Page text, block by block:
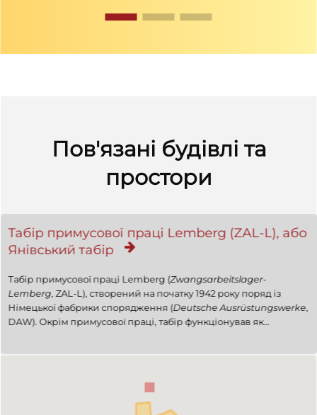
Пов'язані будівлі та
простори
Табір примусової праці Lemberg (ZAL-L), або
Янівський табір
Табір примусової праці Lemberg (Zwangsarbeitslager-
Lemberg, ZAL-L), створений на початку 1942 року поряд із
Німецької фабрики спорядження (Deutsche Ausrüstungswerke,
DAW). Окрім примусової праці, табір функціонував як